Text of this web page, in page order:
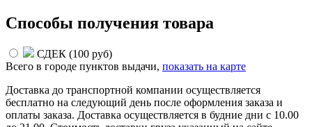
Способы получения товара
СДЕК (100 руб)
Всего в городе пунктов выдачи, показать на карте
Доставка до транспортной компании осуществляется
бесплатно на следующий день после оформления заказа и
оплаты заказа. Доставка осуществляется в будние дни с 10.00